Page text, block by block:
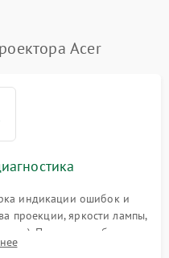
₽ Подробнее →
Подробнее →
Acer
индикации ошибок и
проекции, яркости лампы,
Проверка работы
шума вентиляторов.